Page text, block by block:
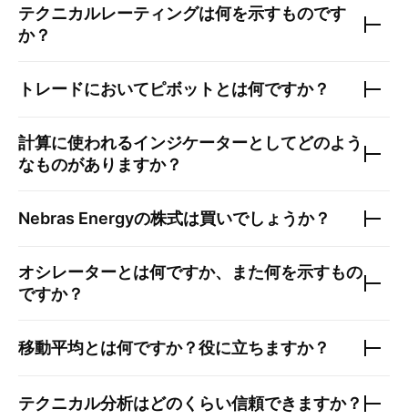
テクニカルレーティングは何を示すものです
か？
トレードにおいてピボットとは何ですか？
計算に使われるインジケーターとしてどのよう
なものがありますか？
Nebras Energyの株式は買いでしょうか？
オシレーターとは何ですか、また何を示すもの
ですか？
移動平均とは何ですか？役に立ちますか？
テクニカル分析はどのくらい信頼できますか？